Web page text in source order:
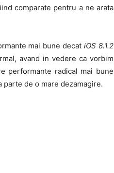
comparate pentru a ne arata
mai bune decatiOS 8.1.2
avand in vedere ca vorbim
performante radical mai bune
parte de o mare dezamagire.